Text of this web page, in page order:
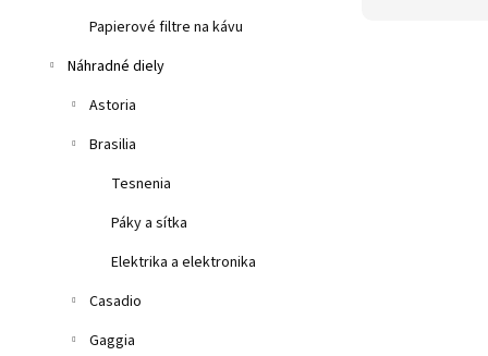
Papierové filtre na kávu
Náhradné diely
Astoria
Brasilia
Tesnenia
Páky a sítka
Elektrika a elektronika
Casadio
Gaggia